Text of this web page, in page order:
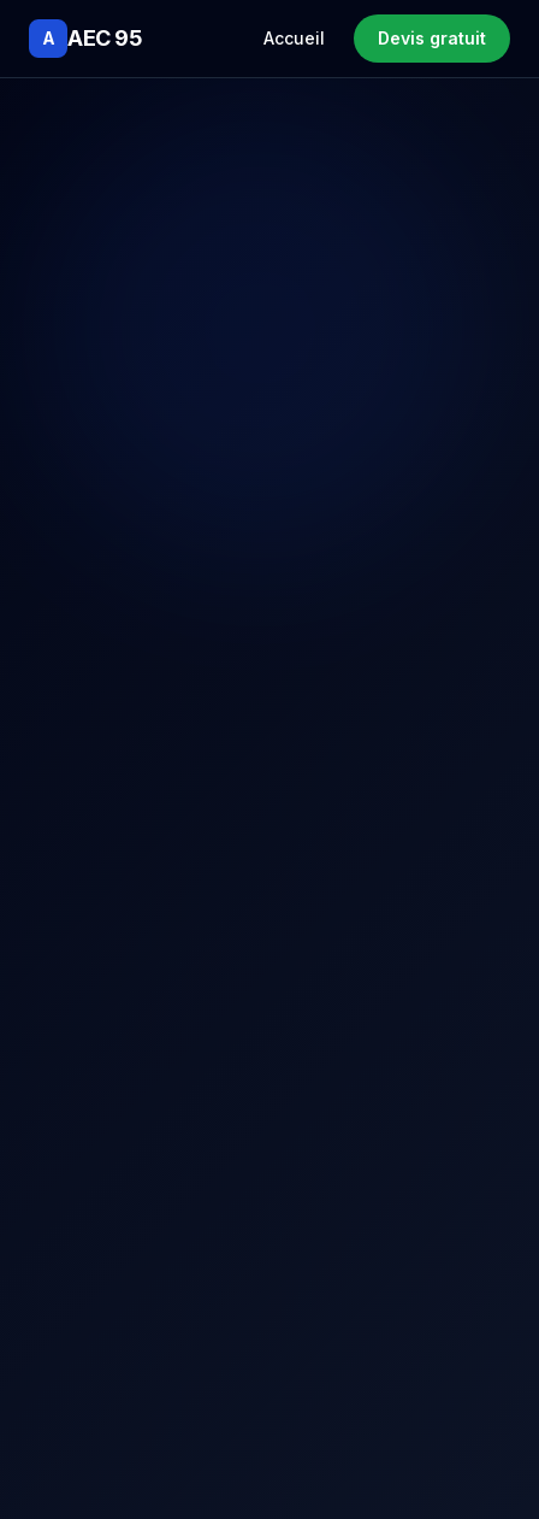
A AEC 95 Accueil Devis gratuit